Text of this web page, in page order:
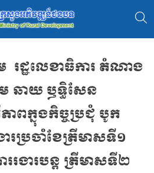
ដ្ឋលេខាធិការ តំណាង
ឆាយ ឫទ្ធិសែន
ពក្នុងកិច្ចប្រជុំ បូក
រប្រចាំខែត្រីមាសទី១
ងារបន្ត ត្រីមាសទី២